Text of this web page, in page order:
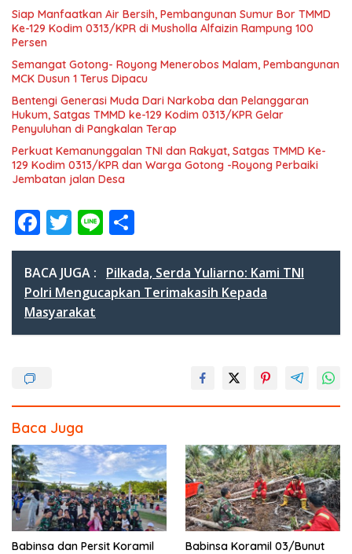
Siap Manfaatkan Air Bersih, Pembangunan Sumur Bor TMMD
Ke-129 Kodim 0313/KPR di Musholla Alfaizin Rampung 100
Persen
Semangat Gotong- Royong Menerobos Malam, Pembangunan
MCK Dusun 1 Terus Dipacu
Bentengi Generasi Muda Dari Narkoba dan Pelanggaran
Hukum, Satgas TMMD ke-129 Kodim 0313/KPR Gelar
Penyuluhan di Pangkalan Terap
Perkuat Kemanunggalan TNI dan Rakyat, Satgas TMMD Ke-
129 Kodim 0313/KPR dan Warga Gotong -Royong Perbaiki
Jembatan jalan Desa
F
ac
e
b
o
o
T
w
itt
er
Li
n
e
h
ar
e
BACA JUGA :
Pilkada, Serda Yuliarno: Kami TNI
Polri Mengucapkan Terimakasih Kepada
Masyarakat
Baca Juga
Babinsa dan Persit Koramil
Babinsa Koramil 03/Bunut